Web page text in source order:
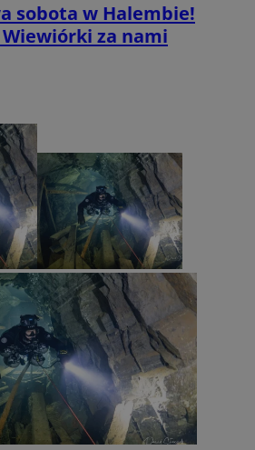
sobota w Halembie!
za nami